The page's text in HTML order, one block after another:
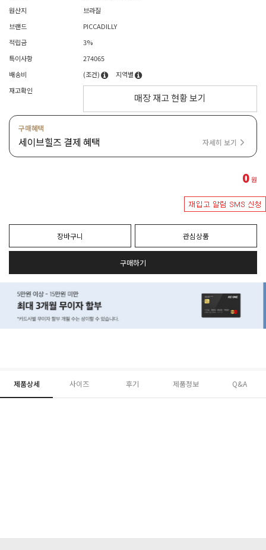
원산지
브라질
브랜드
PICCADILLY
적립금
3%
특이사항
274065
배송비
(조건)
지역별
재고확인
매장 재고 현황 보기
구매혜택
세이브힐즈 결제 혜택 자세히 보기
0원
장바구니 관심상품
구매하기
제품상세 사이즈 후기 제품정보 Q&A